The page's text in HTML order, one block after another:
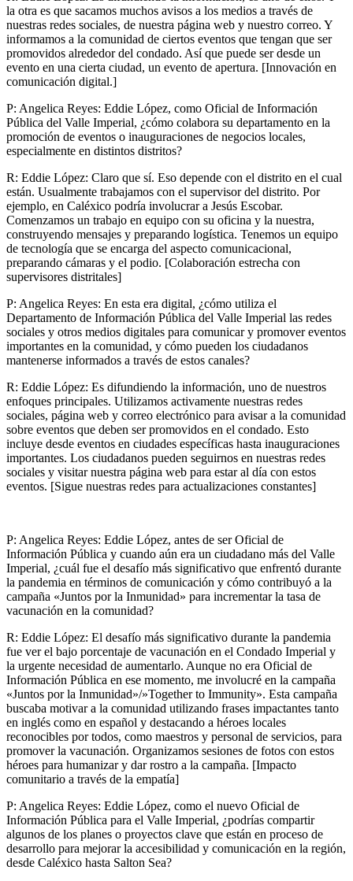
la otra es que sacamos muchos avisos a los medios a través de
nuestras redes sociales, de nuestra página web y nuestro correo. Y
informamos a la comunidad de ciertos eventos que tengan que ser
promovidos alrededor del condado. Así que puede ser desde un
evento en una cierta ciudad, un evento de apertura. [Innovación en
comunicación digital.]
P: Angelica Reyes: Eddie López, como Oficial de Información
Pública del Valle Imperial, ¿cómo colabora su departamento en la
promoción de eventos o inauguraciones de negocios locales,
especialmente en distintos distritos?
R: Eddie López: Claro que sí. Eso depende con el distrito en el cual
están. Usualmente trabajamos con el supervisor del distrito. Por
ejemplo, en Caléxico podría involucrar a Jesús Escobar.
Comenzamos un trabajo en equipo con su oficina y la nuestra,
construyendo mensajes y preparando logística. Tenemos un equipo
de tecnología que se encarga del aspecto comunicacional,
preparando cámaras y el podio. [Colaboración estrecha con
supervisores distritales]
P: Angelica Reyes: En esta era digital, ¿cómo utiliza el
Departamento de Información Pública del Valle Imperial las redes
sociales y otros medios digitales para comunicar y promover eventos
importantes en la comunidad, y cómo pueden los ciudadanos
mantenerse informados a través de estos canales?
R: Eddie López: Es difundiendo la información, uno de nuestros
enfoques principales. Utilizamos activamente nuestras redes
sociales, página web y correo electrónico para avisar a la comunidad
sobre eventos que deben ser promovidos en el condado. Esto
incluye desde eventos en ciudades específicas hasta inauguraciones
importantes. Los ciudadanos pueden seguirnos en nuestras redes
sociales y visitar nuestra página web para estar al día con estos
eventos. [Sigue nuestras redes para actualizaciones constantes]
P: Angelica Reyes: Eddie López, antes de ser Oficial de
Información Pública y cuando aún era un ciudadano más del Valle
Imperial, ¿cuál fue el desafío más significativo que enfrentó durante
la pandemia en términos de comunicación y cómo contribuyó a la
campaña «Juntos por la Inmunidad» para incrementar la tasa de
vacunación en la comunidad?
R: Eddie López: El desafío más significativo durante la pandemia
fue ver el bajo porcentaje de vacunación en el Condado Imperial y
la urgente necesidad de aumentarlo. Aunque no era Oficial de
Información Pública en ese momento, me involucré en la campaña
«Juntos por la Inmunidad»/»Together to Immunity». Esta campaña
buscaba motivar a la comunidad utilizando frases impactantes tanto
en inglés como en español y destacando a héroes locales
reconocibles por todos, como maestros y personal de servicios, para
promover la vacunación. Organizamos sesiones de fotos con estos
héroes para humanizar y dar rostro a la campaña. [Impacto
comunitario a través de la empatía]
P: Angelica Reyes: Eddie López, como el nuevo Oficial de
Información Pública para el Valle Imperial, ¿podrías compartir
algunos de los planes o proyectos clave que están en proceso de
desarrollo para mejorar la accesibilidad y comunicación en la región,
desde Caléxico hasta Salton Sea?